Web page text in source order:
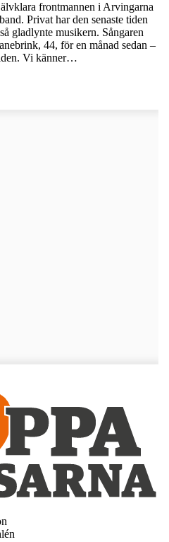
frontmannen i Arvingarna
Privat har den senaste tiden
gladlynte musikern. Sångaren
44, för en månad sedan –
Vi känner…